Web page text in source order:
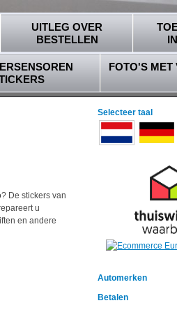
UITLEG OVER
BESTELLEN
FOTO'S MET
De stickers van
u
en andere
Selecteer taal
Automerken
Betalen